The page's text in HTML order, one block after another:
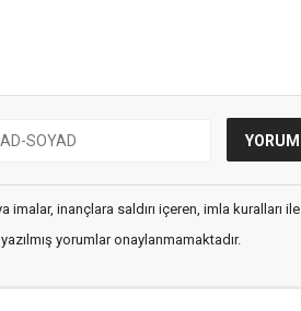
inançlara saldırı içeren, imla kuralları ile
yorumlar onaylanmamaktadır.